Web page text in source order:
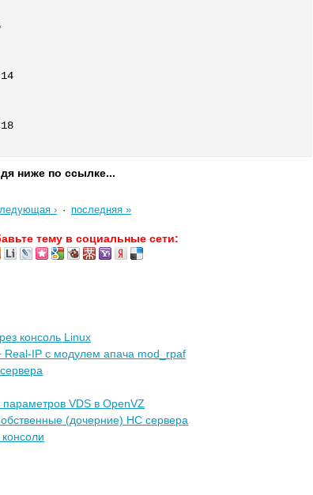
ниже по ссылке...
› · последняя »
тему в социальные сети:
консоль Linux
Real-IP с модулем апача mod_rpaf
VDS в OpenVZ
(дочерние) НС сервера